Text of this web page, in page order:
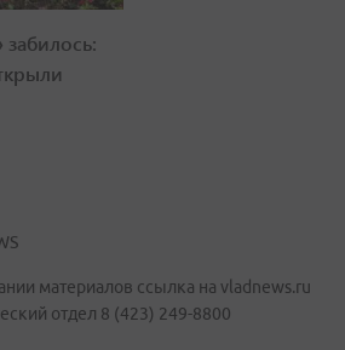
материалов ссылка на vladnews.ru
отдел 8 (423) 249-8800